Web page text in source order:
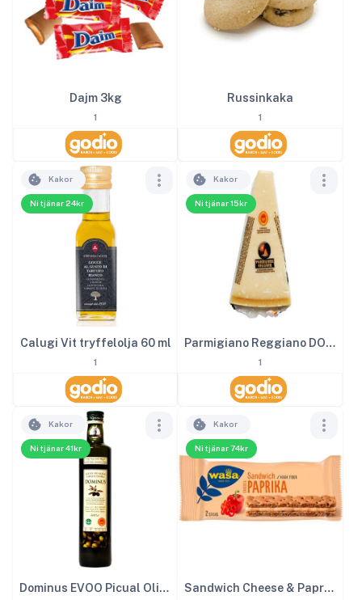
Dajm 3kg
1
Russinkaka
1
Ni tjänar 24kr
Kakor
Calugi Vit tryffelolja 60 ml
1
Ni tjänar 15kr
Kakor
Parmigiano Reggiano DOP ca 150 g
1
Ni tjänar 41kr
Kakor
Dominus EVOO Picual Olivolja 50 cl
Ni tjänar 74kr
Kakor
Sandwich Cheese & Paprika 24st x 37 g